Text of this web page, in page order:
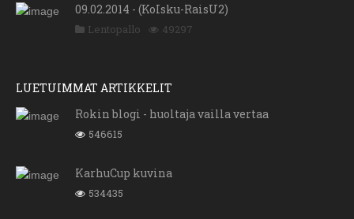
09.02.2014 - (KoIsku-RaisU2)
Lentopallo 49297
LUETUIMMAT ARTIKKELIT
Rokin blogi - huoltaja vailla vertaa
546615
KarhuCup kuvina
534435